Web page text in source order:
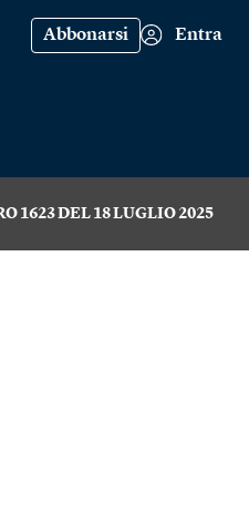
Abbonarsi Entra
1623 DEL 18 LUGLIO 2025